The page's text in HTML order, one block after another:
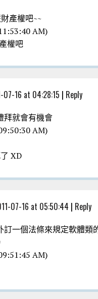
產權吧~~
AM)
權吧
07-16 at 04:28:15 | Reply
拜就會有機會
AM)
XD
07-16 at 05:50:44 | Reply
訂一個法條來規定軟體類
AM)